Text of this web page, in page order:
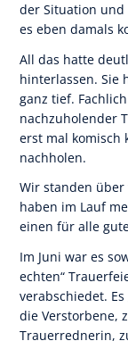
der Situation und
es eben damals
All das hatte
hinterlassen. Sie
ganz tief.
nachzuholender
erst mal komisch
nachholen.
Wir standen über
haben im Lauf
einen für alle
Im Juni war es
echten“
verabschiedet.
die Verstorbene,
Trauerrednerin,